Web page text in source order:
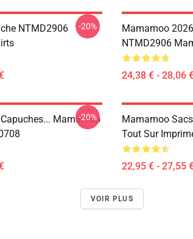
NTMD2906
-20%
Mamamoo
NTMD2906
24,38 € - 28,06
Mamamoo
-20%
Mamamoo
Tout Sur
22,95 € - 27,55
VOIR PLUS